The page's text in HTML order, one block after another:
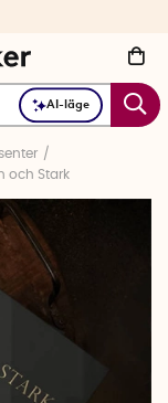
AI-läge
och Stark